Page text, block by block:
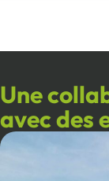
Une
avec des